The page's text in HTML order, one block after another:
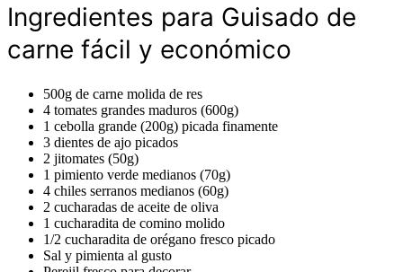
Ingredientes para Guisado de
carne fácil y económico
500g de carne molida de res
4 tomates grandes maduros (600g)
1 cebolla grande (200g) picada finamente
3 dientes de ajo picados
2 jitomates (50g)
1 pimiento verde medianos (70g)
4 chiles serranos medianos (60g)
2 cucharadas de aceite de oliva
1 cucharadita de comino molido
1/2 cucharadita de orégano fresco picado
Sal y pimienta al gusto